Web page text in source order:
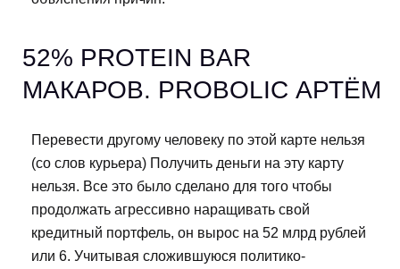
52% PROTEIN BAR
МАКАРОВ. PROBOLIC АРТЁМ
Перевести другому человеку по этой карте нельзя
(со слов курьера) Получить деньги на эту карту
нельзя. Все это было сделано для того чтобы
продолжать агрессивно наращивать свой
кредитный портфель, он вырос на 52 млрд рублей
или 6. Учитывая сложившуюся политико-